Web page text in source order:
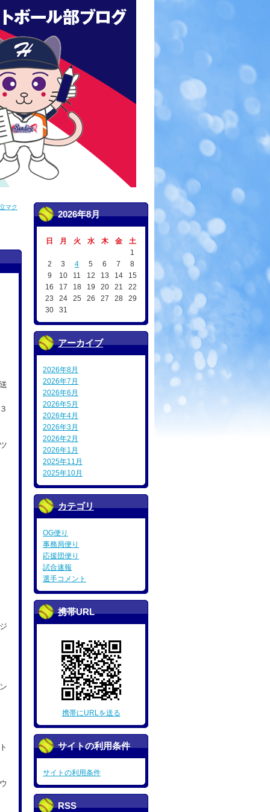
マク
2026年8月
日 月 火 水 木 金
土
1
2
3 4 5 6 7
8
9
10 11 12 13 14
15
16
17 18 19 20 21
22
23
24 25 26 27 28
29
30
31
アーカイブ
2026年8月
2026年7月
2026年6月
2026年5月
2026年4月
2026年3月
2026年2月
2026年1月
2025年11月
2025年10月
カテゴリ
OG便り
事務局便り
応援団便り
試合速報
選手コメント
携帯URL
携帯にURLを送る
サイトの利用条件
サイトの利用条件
RSS